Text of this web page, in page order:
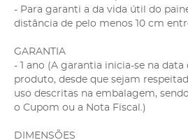
- Para garanti a da vida útil do
distância de pelo menos 10 cm
GARANTIA
- 1 ano (A garantia inicia-se na
produto, desde que sejam
uso descritas na embalagem,
o Cupom ou a Nota Fiscal.)
DIMENSÕES